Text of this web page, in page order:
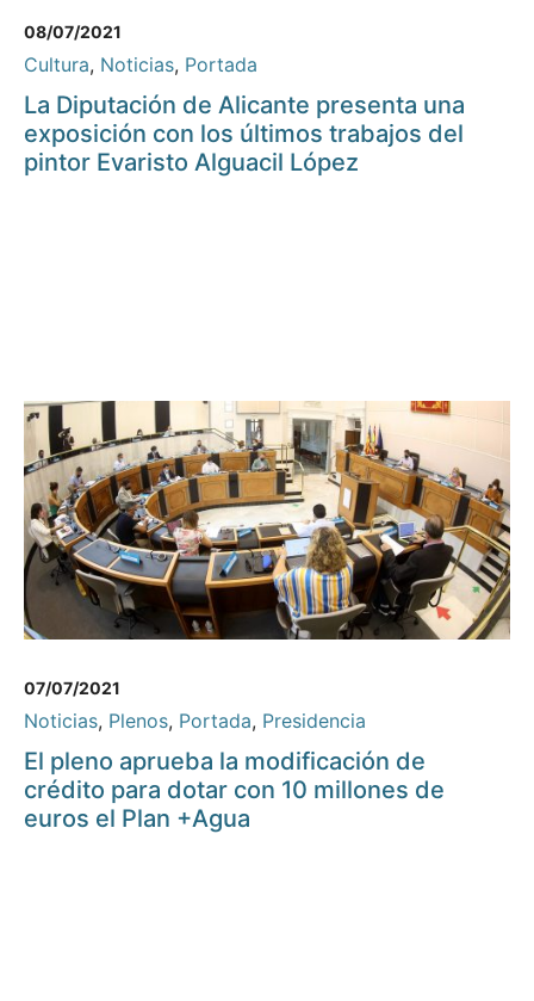
08/07/2021
Cultura, Noticias, Portada
La Diputación de Alicante presenta una
exposición con los últimos trabajos del
pintor Evaristo Alguacil López
07/07/2021
Noticias, Plenos, Portada, Presidencia
El pleno aprueba la modificación de
crédito para dotar con 10 millones de
euros el Plan +Agua